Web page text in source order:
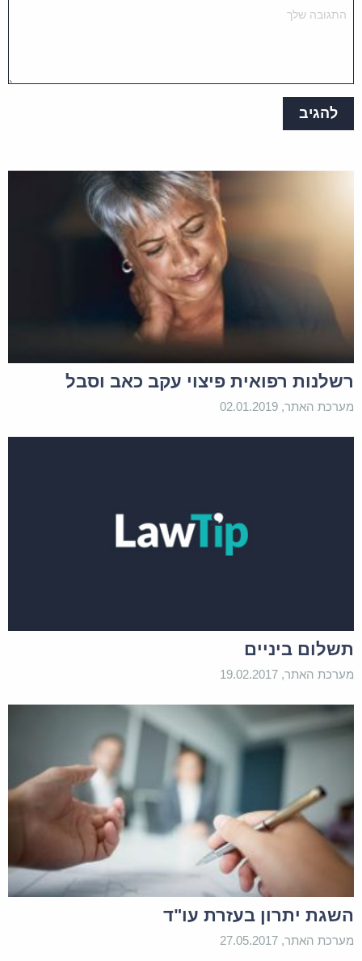
רשלנות רפואית פיצוי עקב כאב וסבל
מערכת האתר, 02.01.2019
תשלום ביניים
מערכת האתר, 19.02.2017
השגת יתרון בעזרת עו"ד
מערכת האתר, 27.05.2017